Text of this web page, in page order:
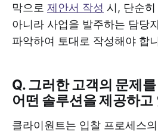
막으로 제안서 작성 시, 단순
아니라 사업을 발주하는 담당
파악하여 토대로 작성해야 합
Q. 그러한 고객의 문제
어떤 솔루션을 제공하고
클라이원트는 입찰 프로세스